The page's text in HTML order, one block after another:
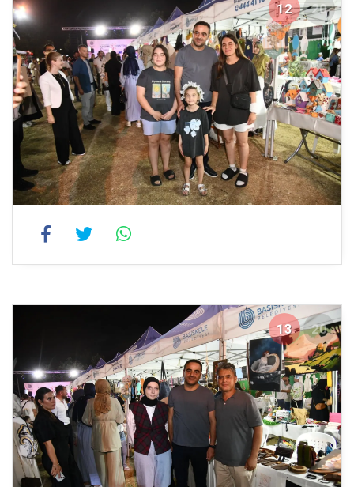
12 20
13 20